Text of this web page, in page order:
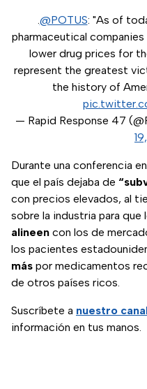
.@POTUS: "As of
pharmaceutical
lower drug prices for
represent the greatest
the history of
— Rapid Response 47
Durante una conferencia
que el país dejaba de
con precios elevados, al
sobre la industria para que
alineen con los de
los pacientes
más por medicamentos
de otros países ricos.
Suscríbete a nuestro
información en tus manos.